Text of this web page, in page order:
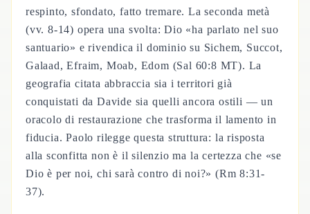
respinto, sfondato, fatto tremare. La seconda metà
(vv. 8-14) opera una svolta: Dio «ha parlato nel suo
santuario» e rivendica il dominio su Sichem, Succot,
Galaad, Efraim, Moab, Edom (Sal 60:8 MT). La
geografia citata abbraccia sia i territori già
conquistati da Davide sia quelli ancora ostili — un
oracolo di restaurazione che trasforma il lamento in
fiducia. Paolo rilegge questa struttura: la risposta
alla sconfitta non è il silenzio ma la certezza che «se
Dio è per noi, chi sarà contro di noi?» (Rm 8:31-
37).